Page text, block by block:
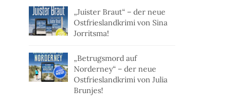
„Juister Braut“ – der neue
Ostfrieslandkrimi von Sina
Jorritsma!
„Betrugsmord auf
Norderney“ – der neue
Ostfrieslandkrimi von Julia
Brunjes!